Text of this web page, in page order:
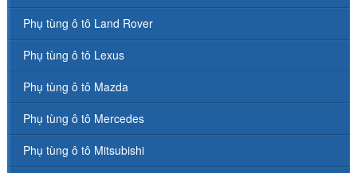
Phụ tùng ô tô Land Rover
Phụ tùng ô tô Lexus
Phụ tùng ô tô Mazda
Phụ tùng ô tô Mercedes
Phụ tùng ô tô Mitsubishi